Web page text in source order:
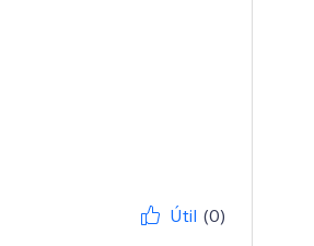
Útil (0)